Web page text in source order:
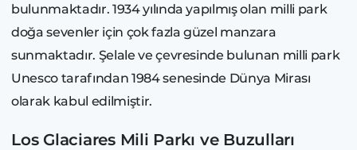
bulunmaktadır. 1934 yılında yapılmış olan milli park
doğa sevenler için çok fazla güzel manzara
sunmaktadır. Şelale ve çevresinde bulunan milli park
Unesco tarafından 1984 senesinde Dünya Mirası
olarak kabul edilmiştir.
Los Glaciares Mili Parkı ve Buzulları